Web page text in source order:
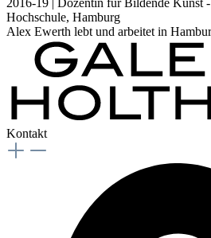
2016-19 | Dozentin für Bildende Kunst
Hochschule, Hamburg
Alex Ewerth lebt und arbeitet in
Kontakt